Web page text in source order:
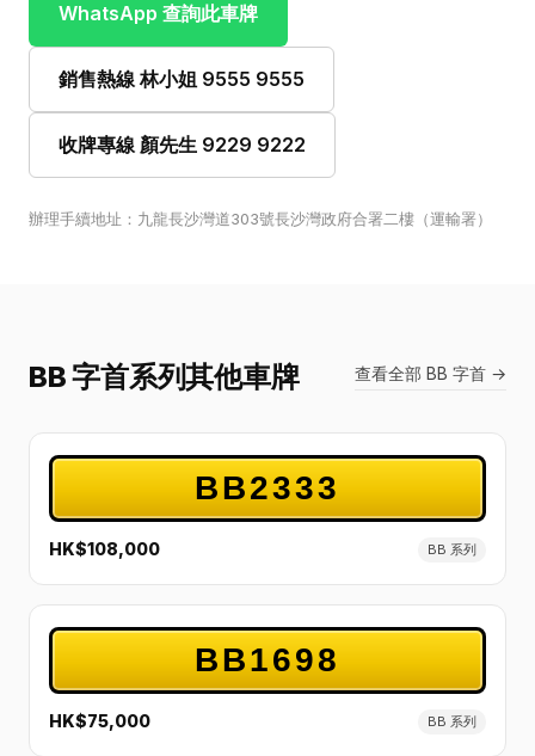
WhatsApp 查詢此車牌
銷售熱線 林小姐 9555 9555
收牌專線 顏先生 9229 9222
辦理手續地址：九龍長沙灣道303號長沙灣政府合署二樓（運輸署）
BB 字首系列其他車牌 查看全部 BB 字首 →
BB2333
HK$108,000 BB 系列
BB1698
HK$75,000 BB 系列